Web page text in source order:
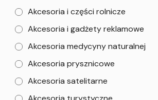
Akcesoria i części rolnicze
Akcesoria i gadżety reklamowe
Akcesoria medycyny naturalnej
Akcesoria prysznicowe
Akcesoria satelitarne